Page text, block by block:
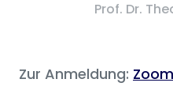
Prof. Dr.
Zur Anmeldung: